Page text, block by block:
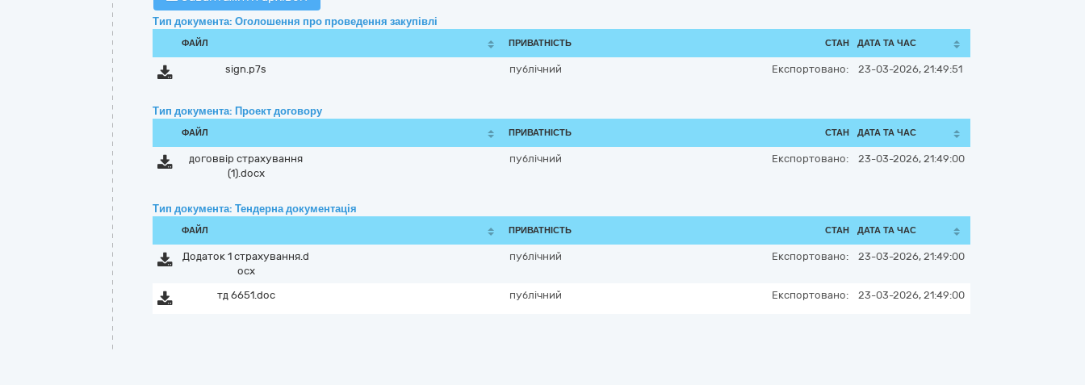
Тип документа: Оголошення про проведення закупівлі
ФАЙЛ ПРИВАТНІСТЬ СТАН ДАТА ТА ЧАС
sign.p7s публічний Експортовано: 23-03-2026, 21:49:51
Тип документа: Проект договору
ФАЙЛ ПРИВАТНІСТЬ СТАН ДАТА ТА ЧАС
договвір страхування
(1).docx
публічний Експортовано: 23-03-2026, 21:49:00
Тип документа: Тендерна документація
ФАЙЛ ПРИВАТНІСТЬ СТАН ДАТА ТА ЧАС
Додаток 1 страхування.d
ocx
публічний Експортовано: 23-03-2026, 21:49:00
тд 6651.doc публічний Експортовано: 23-03-2026, 21:49:00